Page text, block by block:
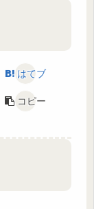
はてブ
コピー